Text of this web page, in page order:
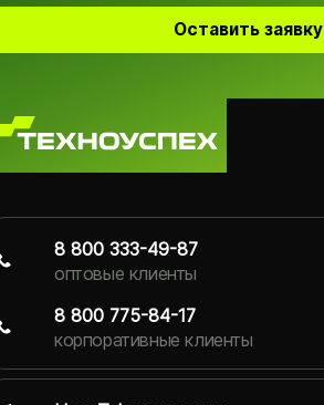
Оставить заявку
8 800 333-49-87
оптовые клиенты
8 800 775-84-17
корпоративные клиенты